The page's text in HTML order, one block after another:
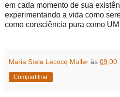
em cada momento de sua
experimentando a vida como
como consciência pura como
Maria Stela Lecocq Muller às 09:00
Compartilhar